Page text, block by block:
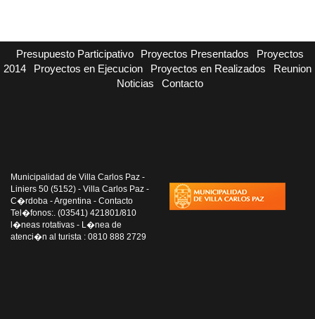
Presupuesto Participativo Proyectos Presentados
Proyectos
2014
Proyectos en Ejecucion Proyectos en Realizados
Reunion
Noticias
Contacto
Municipalidad de Villa Carlos Paz -
Liniers 50 (5152) - Villa Carlos Paz -
C�rdoba - Argentina - Contacto
Tel�fonos:. (03541) 421801/810
l�neas rotativas - L�nea de
atenci�n al turista : 0810 888 2729